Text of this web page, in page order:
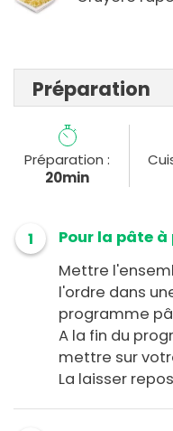
Préparation
Préparation :
20min
1
Pour la pâte à
Mettre
l'ordre dans
programme
A la fin du
mettre sur
La laisser